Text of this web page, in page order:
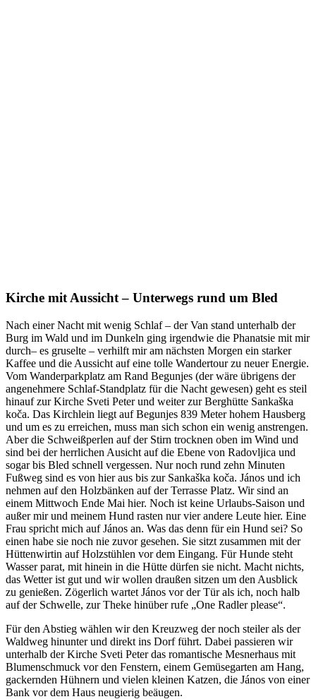
Kirche mit Aussicht – Unterwegs rund um Bled
Nach einer Nacht mit wenig Schlaf – der Van stand unterhalb der
Burg im Wald und im Dunkeln ging irgendwie die Phanatsie mit mir
durch– es gruselte – verhilft mir am nächsten Morgen ein starker
Kaffee und die Aussicht auf eine tolle Wandertour zu neuer Energie.
Vom Wanderparkplatz am Rand Begunjes (der wäre übrigens der
angenehmere Schlaf-Standplatz für die Nacht gewesen) geht es steil
hinauf zur Kirche Sveti Peter und weiter zur Berghütte Sankaška
koča. Das Kirchlein liegt auf Begunjes 839 Meter hohem Hausberg
und um es zu erreichen, muss man sich schon ein wenig anstrengen.
Aber die Schweißperlen auf der Stirn trocknen oben im Wind und
sind bei der herrlichen Ausicht auf die Ebene von Radovljica und
sogar bis Bled schnell vergessen. Nur noch rund zehn Minuten
Fußweg sind es von hier aus bis zur Sankaška koča. János und ich
nehmen auf den Holzbänken auf der Terrasse Platz. Wir sind an
einem Mittwoch Ende Mai hier. Noch ist keine Urlaubs-Saison und
außer mir und meinem Hund rasten nur vier andere Leute hier. Eine
Frau spricht mich auf János an. Was das denn für ein Hund sei? So
einen habe sie noch nie zuvor gesehen. Sie sitzt zusammen mit der
Hüttenwirtin auf Holzstühlen vor dem Eingang. Für Hunde steht
Wasser parat, mit hinein in die Hütte dürfen sie nicht. Macht nichts,
das Wetter ist gut und wir wollen draußen sitzen um den Ausblick
zu genießen. Zögerlich wartet János vor der Tür als ich, noch halb
auf der Schwelle, zur Theke hinüber rufe „One Radler please“.
Für den Abstieg wählen wir den Kreuzweg der noch steiler als der
Waldweg hinunter und direkt ins Dorf führt. Dabei passieren wir
unterhalb der Kirche Sveti Peter das romantische Mesnerhaus mit
Blumenschmuck vor den Fenstern, einem Gemüsegarten am Hang,
gackernden Hühnern und vielen kleinen Katzen, die János von einer
Bank vor dem Haus neugierig beäugen.